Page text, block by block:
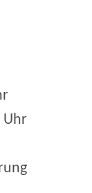
Uhr